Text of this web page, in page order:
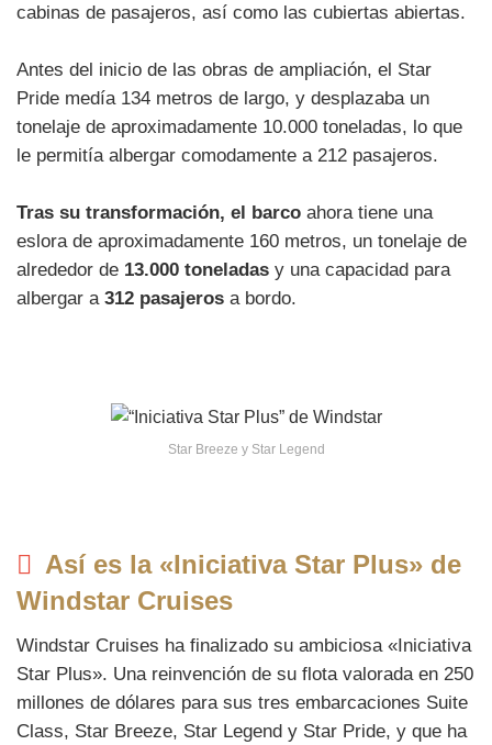
cabinas de pasajeros, así como las cubiertas abiertas.
Antes del inicio de las obras de ampliación, el Star
Pride medía 134 metros de largo, y desplazaba un
tonelaje de aproximadamente 10.000 toneladas, lo que
le permitía albergar comodamente a 212 pasajeros.
Tras su transformación, el barco ahora tiene una
eslora de aproximadamente 160 metros, un tonelaje de
alrededor de 13.000 toneladas y una capacidad para
albergar a 312 pasajeros a bordo.
Star Breeze y Star Legend
Así es la «Iniciativa Star Plus» de
Windstar Cruises
Windstar Cruises ha finalizado su ambiciosa «Iniciativa
Star Plus». Una reinvención de su flota valorada en 250
millones de dólares para sus tres embarcaciones Suite
Class, Star Breeze, Star Legend y Star Pride, y que ha